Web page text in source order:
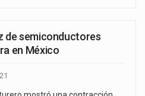
de semiconductores
en México